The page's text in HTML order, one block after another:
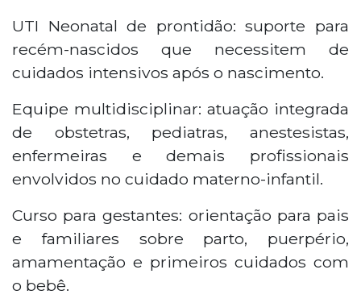
UTI Neonatal de prontidão: suporte para
recém-nascidos que necessitem de
cuidados intensivos após o nascimento.
Equipe multidisciplinar: atuação integrada
de obstetras, pediatras, anestesistas,
enfermeiras e demais profissionais
envolvidos no cuidado materno-infantil.
Curso para gestantes: orientação para pais
e familiares sobre parto, puerpério,
amamentação e primeiros cuidados com
o bebê.